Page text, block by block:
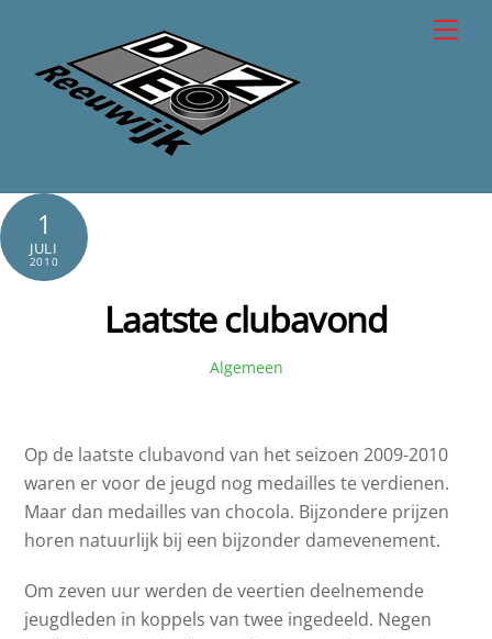
content
1
JULI
2010
Laatste clubavond
Algemeen
Op de laatste clubavond van het seizoen 2009-2010
waren er voor de jeugd nog medailles te verdienen.
Maar dan medailles van chocola. Bijzondere prijzen
horen natuurlijk bij een bijzonder damevenement.
Om zeven uur werden de veertien deelnemende
jeugdleden in koppels van twee ingedeeld. Negen